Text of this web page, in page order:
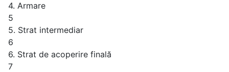
4. Armare
5
5. Strat intermediar
6
6. Strat de acoperire finală
7